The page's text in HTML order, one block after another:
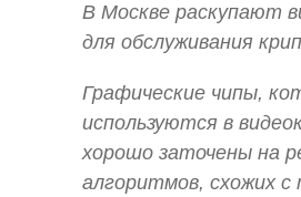
В Москве раскупают
для обслуживания
Графические чипы,
используются в
хорошо заточены на
алгоритмов, схожих с